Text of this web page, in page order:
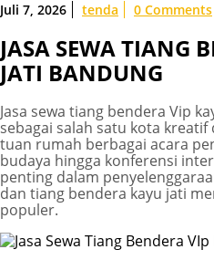
Juli 7, 2026 tenda 0 Comments
JASA SEWA TIANG
JATI BANDUNG
Jasa sewa tiang bendera Vip
sebagai salah satu kota
tuan rumah berbagai acara
budaya hingga konferensi
penting dalam
dan tiang bendera kayu jati
populer.